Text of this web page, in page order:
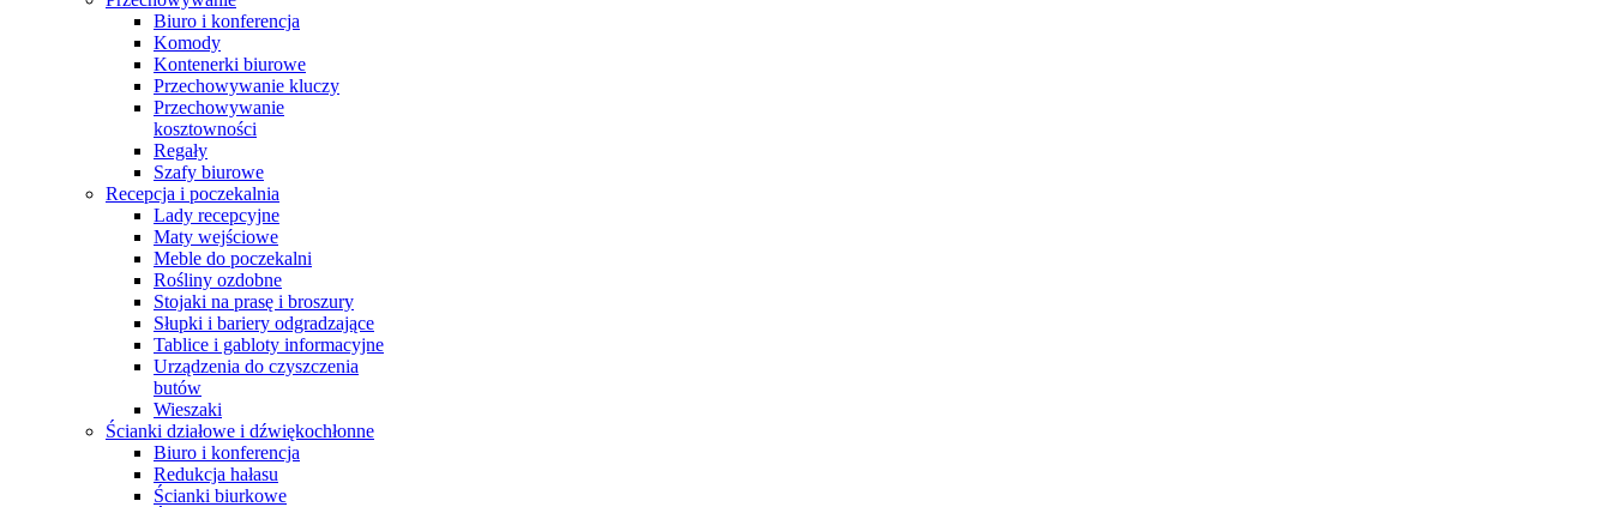
Biuro i konferencja
Komody
Kontenerki biurowe
Przechowywanie kluczy
Przechowywanie
kosztowności
Regały
Szafy biurowe
Recepcja i poczekalnia
Lady recepcyjne
Maty wejściowe
Meble do poczekalni
Rośliny ozdobne
Stojaki na prasę i broszury
Słupki i bariery odgradzające
Tablice i gabloty informacyjne
Urządzenia do czyszczenia
butów
Wieszaki
Ścianki działowe i dźwiękochłonne
Biuro i konferencja
Redukcja hałasu
Ścianki biurkowe